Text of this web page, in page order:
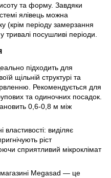
та форму. Завдяки
ялівець можна
(крім періоду замерзання
посушливі періоди.
підходить для
щільній структурі та
Рекомендується для
та одиночних посадок.
0,6-0,8 м між
виділяє
ріст
сприятливий мікроклімат
Megasad — це